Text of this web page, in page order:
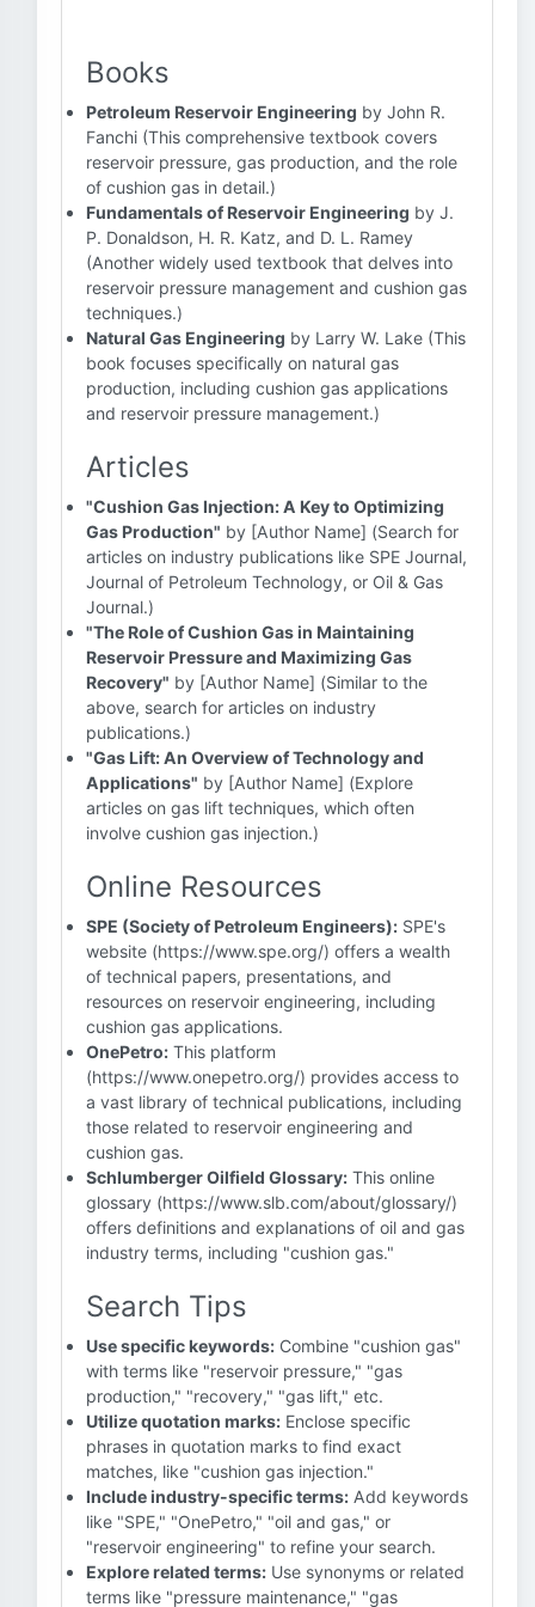
Books
Petroleum Reservoir Engineering by John R.
Fanchi (This comprehensive textbook covers
reservoir pressure, gas production, and the role
of cushion gas in detail.)
Fundamentals of Reservoir Engineering by J.
P. Donaldson, H. R. Katz, and D. L. Ramey
(Another widely used textbook that delves into
reservoir pressure management and cushion gas
techniques.)
Natural Gas Engineering by Larry W. Lake (This
book focuses specifically on natural gas
production, including cushion gas applications
and reservoir pressure management.)
Articles
"Cushion Gas Injection: A Key to Optimizing
Gas Production" by [Author Name] (Search for
articles on industry publications like SPE Journal,
Journal of Petroleum Technology, or Oil & Gas
Journal.)
"The Role of Cushion Gas in Maintaining
Reservoir Pressure and Maximizing Gas
Recovery" by [Author Name] (Similar to the
above, search for articles on industry
publications.)
"Gas Lift: An Overview of Technology and
Applications" by [Author Name] (Explore
articles on gas lift techniques, which often
involve cushion gas injection.)
Online Resources
SPE (Society of Petroleum Engineers): SPE's
website (https://www.spe.org/) offers a wealth
of technical papers, presentations, and
resources on reservoir engineering, including
cushion gas applications.
OnePetro: This platform
(https://www.onepetro.org/) provides access to
a vast library of technical publications, including
those related to reservoir engineering and
cushion gas.
Schlumberger Oilfield Glossary: This online
glossary (https://www.slb.com/about/glossary/)
offers definitions and explanations of oil and gas
industry terms, including "cushion gas."
Search Tips
Use specific keywords: Combine "cushion gas"
with terms like "reservoir pressure," "gas
production," "recovery," "gas lift," etc.
Utilize quotation marks: Enclose specific
phrases in quotation marks to find exact
matches, like "cushion gas injection."
Include industry-specific terms: Add keywords
like "SPE," "OnePetro," "oil and gas," or
"reservoir engineering" to refine your search.
Explore related terms: Use synonyms or related
terms like "pressure maintenance," "gas